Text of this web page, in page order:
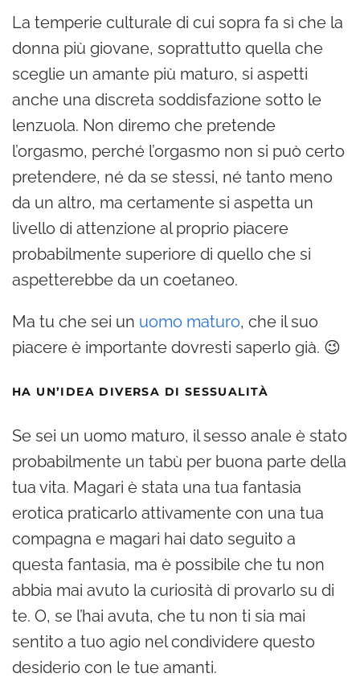
La temperie culturale di cui sopra fa sì che la
donna più giovane, soprattutto quella che
sceglie un amante più maturo, si aspetti
anche una discreta soddisfazione sotto le
lenzuola. Non diremo che pretende
l’orgasmo, perché l’orgasmo non si può certo
pretendere, né da se stessi, né tanto meno
da un altro, ma certamente si aspetta un
livello di attenzione al proprio piacere
probabilmente superiore di quello che si
aspetterebbe da un coetaneo.
Ma tu che sei un uomo maturo, che il suo
piacere è importante dovresti saperlo già. 😉
HA UN’IDEA DIVERSA DI SESSUALITÀ
Se sei un uomo maturo, il sesso anale è stato
probabilmente un tabù per buona parte della
tua vita. Magari è stata una tua fantasia
erotica praticarlo attivamente con una tua
compagna e magari hai dato seguito a
questa fantasia, ma è possibile che tu non
abbia mai avuto la curiosità di provarlo su di
te. O, se l’hai avuta, che tu non ti sia mai
sentito a tuo agio nel condividere questo
desiderio con le tue amanti.